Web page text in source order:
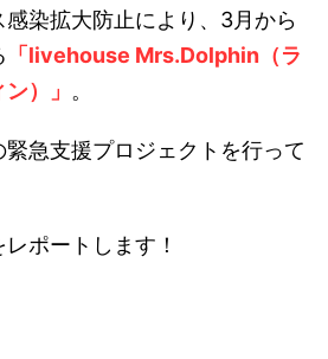
染拡大防止により、3月から
「livehouse Mrs.Dolphin（ラ
）」 。
急支援プロジェクトを行って
ポートします！